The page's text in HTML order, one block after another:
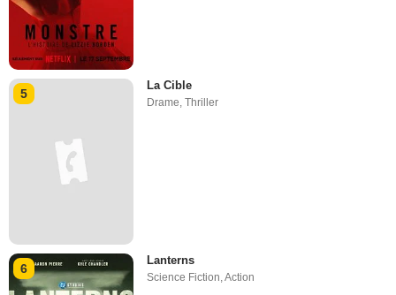
5
La Cible
Drame ,Thriller
6
Lanterns
Science Fiction,Action